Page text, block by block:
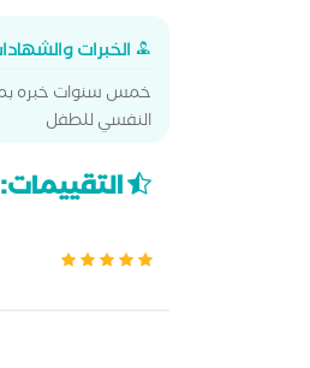
الخبرات
خمس سنوات خبره
النفسي للطفل
التقييمات: